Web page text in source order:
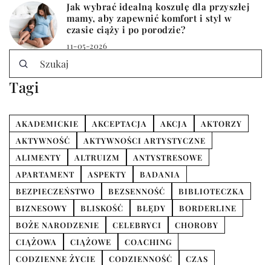
Jak wybrać idealną koszulę dla przyszłej
mamy, aby zapewnić komfort i styl w
czasie ciąży i po porodzie?
11-05-2026
Tagi
AKADEMICKIE AKCEPTACJA AKCJA
AKTORZY
AKTYWNOŚĆ
AKTYWNOŚCI ARTYSTYCZNE
ALIMENTY
ALTRUIZM
ANTYSTRESOWE
APARTAMENT
ASPEKTY
BADANIA
BEZPIECZEŃSTWO
BEZSENNOŚĆ
BIBLIOTECZKA
BIZNESOWY
BLISKOŚĆ BŁĘDY
BORDERLINE
BOŻE NARODZENIE
CELEBRYCI
CHOROBY
CIĄŻOWA
CIĄŻOWE
COACHING
CODZIENNE ŻYCIE
CODZIENNOŚĆ
CZAS